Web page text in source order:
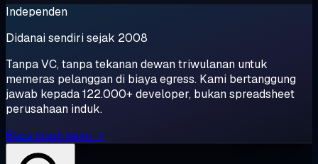
Independen
Didanai sendiri sejak 2008
Tanpa VC, tanpa tekanan dewan triwulanan untuk
memeras pelanggan di biaya egress. Kami bertanggung
jawab kepada 122.000+ developer, bukan spreadsheet
perusahaan induk.
Baca kisah kami →